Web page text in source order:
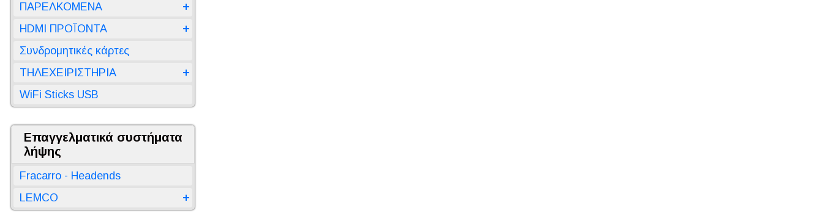
ΠΑΡΕΛΚΟΜΕΝΑ
HDMI ΠΡΟΪΟΝΤΑ
Συνδρομητικές κάρτες
ΤΗΛΕΧΕΙΡΙΣΤΗΡΙΑ
WiFi Sticks USB
Επαγγελματικά συστήματα
λήψης
Fracarro - Headends
LEMCO